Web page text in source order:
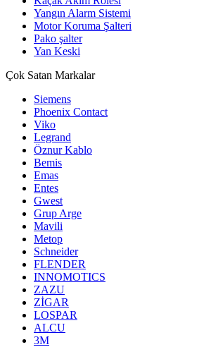
Yangın Alarm Sistemi
Motor Koruma Şalteri
Pako şalter
Yan Keski
Çok Satan Markalar
Siemens
Phoenix Contact
Viko
Legrand
Öznur Kablo
Bemis
Emas
Entes
Gwest
Grup Arge
Mavili
Metop
Schneider
FLENDER
INNOMOTICS
ZAZU
ZİGAR
LOSPAR
ALCU
3M